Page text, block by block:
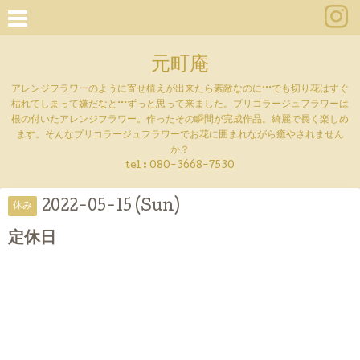
元町庵
アレンジフラワーのように寄せ植えが出来たら素敵なのに···でも切り花はすぐ
枯れてしまって嫌だなと···ずっと思って来ました。ブリコラージュフラワーは
根の付いたアレンジフラワー。作ったその瞬間が完成作品。綺麗で長く楽しめ
ます。そんなブリコラージュフラワーでお花に囲まれながら癒やされません
か？
tel : 080-3668-7530
休み 2022-05-15 (Sun)
定休日